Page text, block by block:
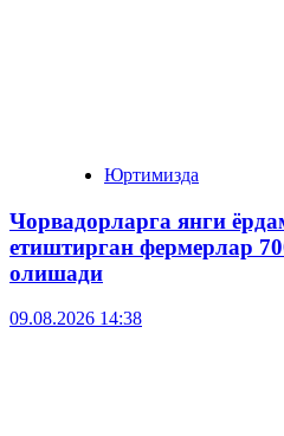
Юртимизда
Чорвадорларга янги
етиштирган фермерлар
олишади
09.08.2026 14:38